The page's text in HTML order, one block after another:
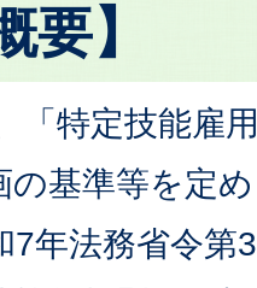
要】
「特定技能雇
の基準等を定
7年法務省令第